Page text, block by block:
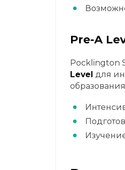
Pre-A
Pocklington
Level для